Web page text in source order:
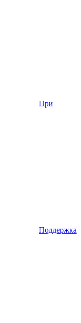
При
Поддержка